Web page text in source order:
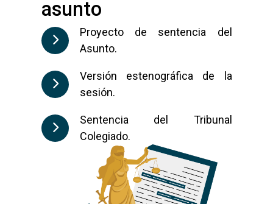
asunto
Proyecto de sentencia del
Asunto.
Versión estenográfica de la
sesión.
Sentencia del Tribunal
Colegiado.